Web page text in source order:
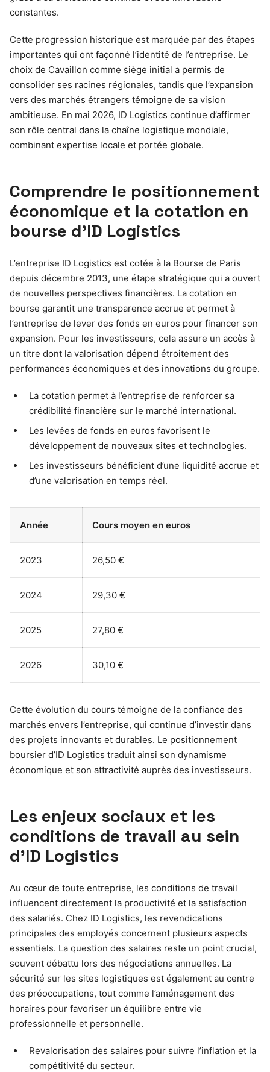
constantes.
Cette progression historique est marquée par des étapes
importantes qui ont façonné l’identité de l’entreprise. Le
choix de Cavaillon comme siège initial a permis de
consolider ses racines régionales, tandis que l’expansion
vers des marchés étrangers témoigne de sa vision
ambitieuse. En mai 2026, ID Logistics continue d’affirmer
son rôle central dans la chaîne logistique mondiale,
combinant expertise locale et portée globale.
Comprendre le positionnement
économique et la cotation en
bourse d’ID Logistics
L’entreprise ID Logistics est cotée à la Bourse de Paris
depuis décembre 2013, une étape stratégique qui a ouvert
de nouvelles perspectives financières. La cotation en
bourse garantit une transparence accrue et permet à
l’entreprise de lever des fonds en euros pour financer son
expansion. Pour les investisseurs, cela assure un accès à
un titre dont la valorisation dépend étroitement des
performances économiques et des innovations du groupe.
La cotation permet à l’entreprise de renforcer sa
crédibilité financière sur le marché international.
Les levées de fonds en euros favorisent le
développement de nouveaux sites et technologies.
Les investisseurs bénéficient d’une liquidité accrue et
d’une valorisation en temps réel.
Année Cours moyen en euros
2023 26,50 €
2024 29,30 €
2025 27,80 €
2026 30,10 €
Cette évolution du cours témoigne de la confiance des
marchés envers l’entreprise, qui continue d’investir dans
des projets innovants et durables. Le positionnement
boursier d’ID Logistics traduit ainsi son dynamisme
économique et son attractivité auprès des investisseurs.
Les enjeux sociaux et les
conditions de travail au sein
d’ID Logistics
Au cœur de toute entreprise, les conditions de travail
influencent directement la productivité et la satisfaction
des salariés. Chez ID Logistics, les revendications
principales des employés concernent plusieurs aspects
essentiels. La question des salaires reste un point crucial,
souvent débattu lors des négociations annuelles. La
sécurité sur les sites logistiques est également au centre
des préoccupations, tout comme l’aménagement des
horaires pour favoriser un équilibre entre vie
professionnelle et personnelle.
Revalorisation des salaires pour suivre l’inflation et la
compétitivité du secteur.